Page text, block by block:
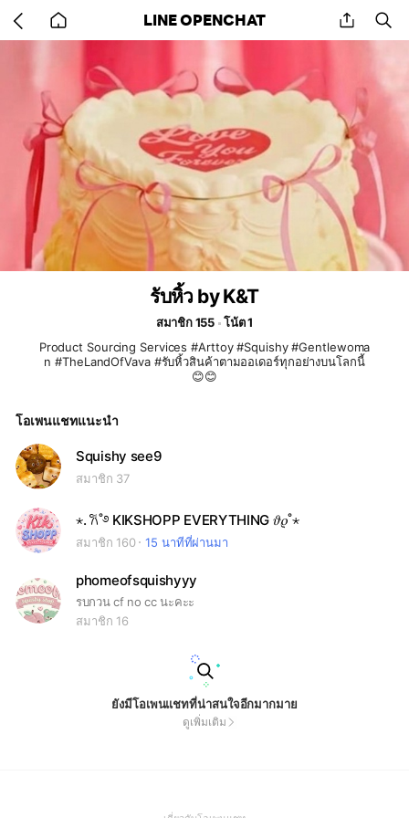
back
to
LINE OPENCHAT share
รับหิ้ว by K&T
สมาชิก 155
โน้ต 1
Product Sourcing Services #Arttoy #Squishy #Gentlewoma
n #TheLandOfVava #รับหิ้วสินค้าตามออเดอร์ทุกอย่างบนโลกนี้
😊😊
โอเพนแชทแนะนำ
Squishy see9
สมาชิก 37
⋆. 𐙚˚࿔ KIKSHOPP EVERYTHING 𝜗𝜚˚⋆
สมาชิก 160 15 นาทีที่ผ่านมา
phomeofsquishyyy
รบกวน cf no cc นะคะะ
สมาชิก 16
ยังมีโอเพนแชทที่น่าสนใจอีกมากมาย
ดูเพิ่มเติม